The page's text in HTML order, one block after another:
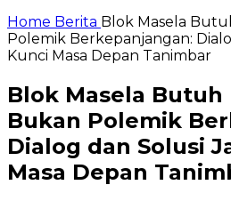
Home Berita Blok Masela
Polemik Berkepanjangan:
Kunci Masa Depan Tanimbar
Blok Masela Butuh
Bukan Polemik
Dialog dan Solusi
Masa Depan